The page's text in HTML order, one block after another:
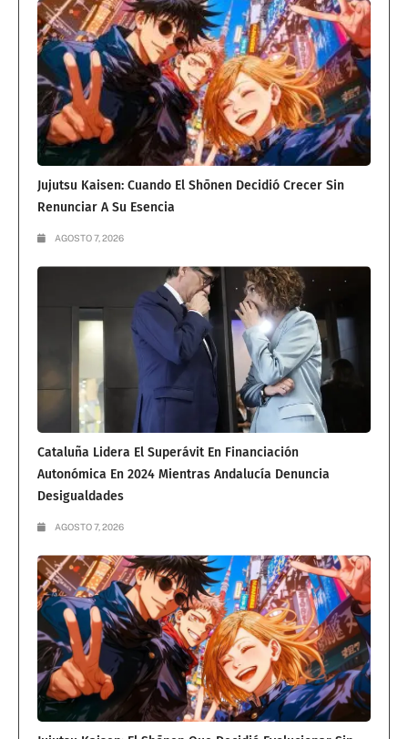
Jujutsu Kaisen: Cuando El Shōnen Decidió Crecer Sin
Renunciar A Su Esencia
AGOSTO 7, 2026
Cataluña Lidera El Superávit En Financiación
Autonómica En 2024 Mientras Andalucía Denuncia
Desigualdades
AGOSTO 7, 2026